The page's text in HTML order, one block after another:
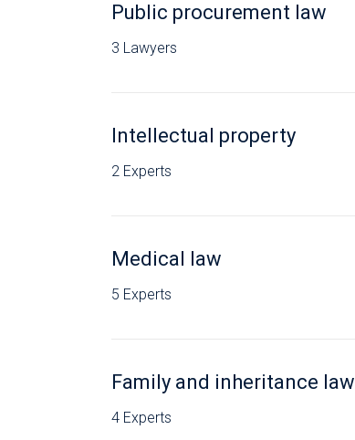
Public procurement law
3 Lawyers
Intellectual property
2 Experts
Medical law
5 Experts
Family and inheritance law
4 Experts